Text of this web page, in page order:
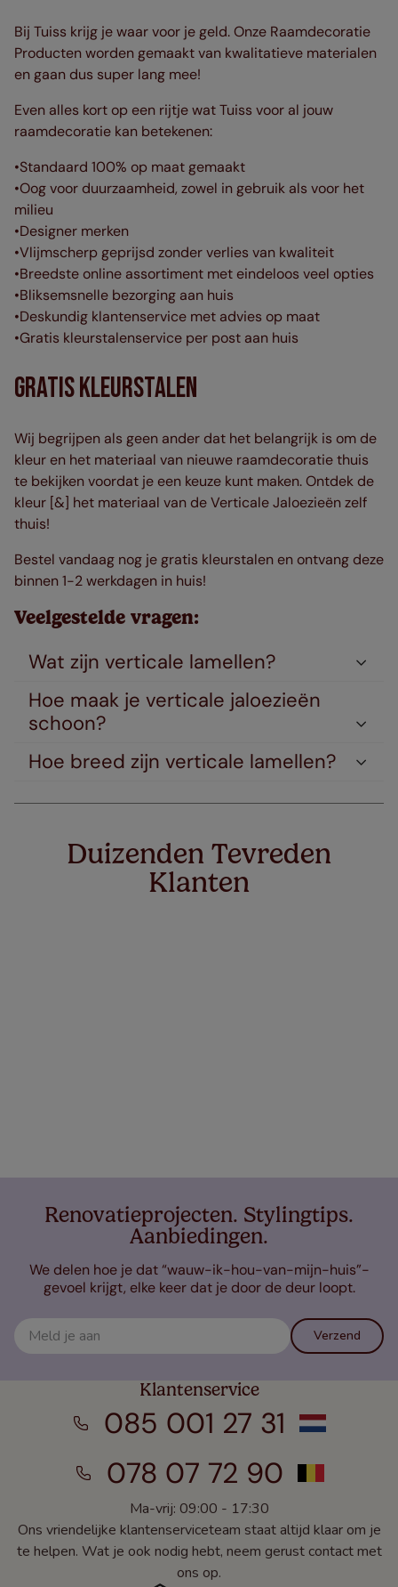
Bij Tuiss krijg je waar voor je geld. Onze Raamdecoratie
Producten worden gemaakt van kwalitatieve materialen
en gaan dus super lang mee!
Even alles kort op een rijtje wat Tuiss voor al jouw
raamdecoratie kan betekenen:
•Standaard 100% op maat gemaakt
•Oog voor duurzaamheid, zowel in gebruik als voor het
milieu
•Designer merken
•Vlijmscherp geprijsd zonder verlies van kwaliteit
•Breedste online assortiment met eindeloos veel opties
•Bliksemsnelle bezorging aan huis
•Deskundig klantenservice met advies op maat
•Gratis kleurstalenservice per post aan huis
Gratis Kleurstalen
Wij begrijpen als geen ander dat het belangrijk is om de
kleur en het materiaal van nieuwe raamdecoratie thuis
te bekijken voordat je een keuze kunt maken. Ontdek de
kleur [&] het materiaal van de Verticale Jaloezieën zelf
thuis!
Bestel vandaag nog je gratis kleurstalen en ontvang deze
binnen 1-2 werkdagen in huis!
Veelgestelde vragen:
Wat zijn verticale lamellen?
Hoe maak je verticale jaloezieën
schoon?
Hoe breed zijn verticale lamellen?
Duizenden Tevreden
Klanten
Renovatieprojecten. Stylingtips.
Aanbiedingen.
We delen hoe je dat “wauw-ik-hou-van-mijn-huis”-
gevoel krijgt, elke keer dat je door de deur loopt.
Verzend
Klantenservice
085 001 27 31
078 07 72 90
Ma-vrij: 09:00 - 17:30
Ons vriendelijke klantenserviceteam staat altijd klaar om je
te helpen. Wat je ook nodig hebt, neem gerust contact met
ons op.